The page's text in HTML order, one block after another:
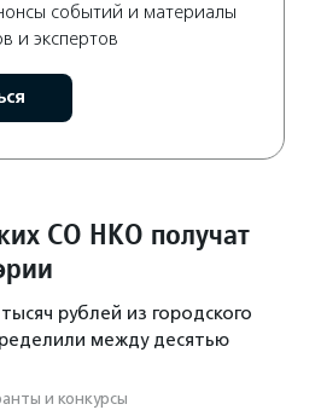
событий и материалы
и экспертов
СО НКО получат
рублей из городского
между десятью
и конкурсы